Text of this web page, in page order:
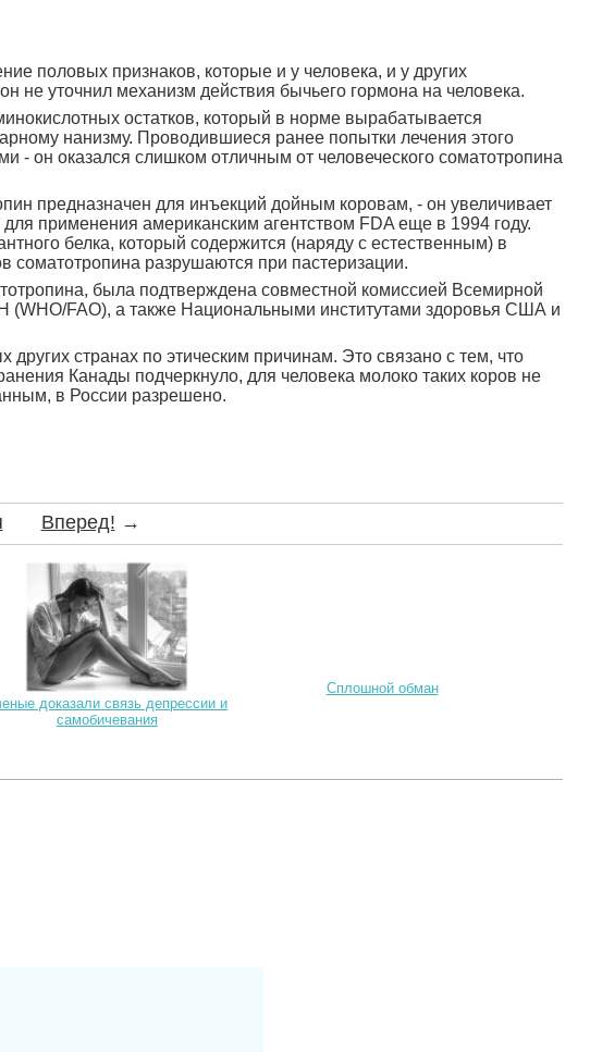
половых признаков, которые и у человека, и у других
уточнил механизм действия бычьего гормона на человека.
остатков, который в норме вырабатывается
нанизму. Проводившиеся ранее попытки лечения этого
он оказался слишком отличным от человеческого соматотропина
предназначен для инъекций дойным коровам, - он увеличивает
применения американским агентством FDA еще в 1994 году.
белка, который содержится (наряду с естественным) в
разрушаются при пастеризации.
была подтверждена совместной комиссией Всемирной
(WHO/FAO), а также Национальными институтами здоровья США и
странах по этическим причинам. Это связано с тем, что
Канады подчеркнуло, для человека молоко таких коров не
в России разрешено.
Вперед! →
доказали связь депрессии и
самобичевания
Сплошной обман